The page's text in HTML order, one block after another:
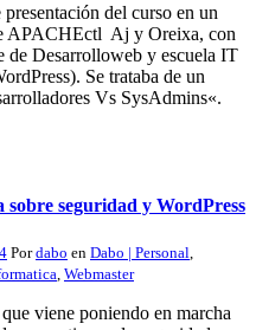
del curso en un
APACHEctl Aj y Oreixa, con
Desarrolloweb y escuela IT
Se trataba de un
Vs SysAdmins«.
sobre seguridad y WordPress
Pordabo en Dabo | Personal,
, Webmaster
viene poniendo en marcha